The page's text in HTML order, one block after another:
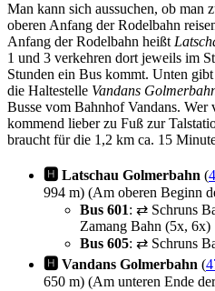
Man kann sich aussuchen, ob man
oberen Anfang der Rodelbahn
Anfang der Rodelbahn heißt
1 und 3 verkehren dort jeweils im
Stunden ein Bus kommt. Unten
die Haltestelle Vandans
Busse vom Bahnhof Vandans. Wer
kommend lieber zu Fuß zur
braucht für die 1,2 km ca. 15
🅷 Latschau Golmerbahn (
994 m) (Am oberen Beginn
Bus 601: ⇄ Schruns
Zamang Bahn (5x, 6x)
Bus 605: ⇄ Schruns
🅷 Vandans Golmerbahn (
650 m) (Am unteren Ende